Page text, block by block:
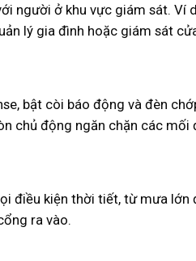
người ở khu vực giám sát. Ví
lý gia đình hoặc giám sát
bật còi báo động và đèn
chủ động ngăn chặn các mối
điều kiện thời tiết, từ mưa lớn
ra vào.